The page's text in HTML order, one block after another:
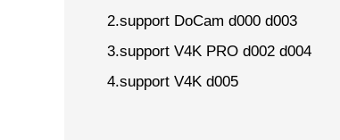
2.support DoCam d000 d003
3.support V4K PRO d002 d004
4.support V4K d005